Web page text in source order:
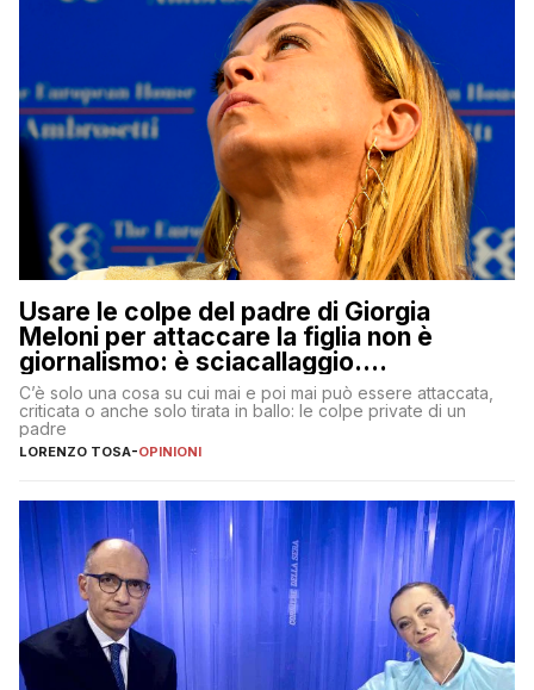
Usare le colpe del padre di Giorgia
Meloni per attaccare la figlia non è
giornalismo: è sciacallaggio.
Dimostriamo di essere diversi
C’è solo una cosa su cui mai e poi mai può essere attaccata,
criticata o anche solo tirata in ballo: le colpe private di un
padre
LORENZO TOSA-OPINIONI